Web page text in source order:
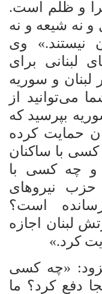
و ظلم است.
و نه شیعه و نه
نیستند.» وی
لبنانی برای
لبنان و سوریه
می‌توانید از
بپرسید که
حمایت کرده
با ساکنان
و چه کسی با
حزب نیروهای
است؟
لبنان اجازه
کرد.»
«چه کسی
دفع کرد؟ ما